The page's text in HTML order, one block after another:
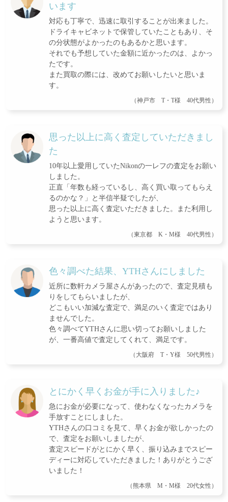
います
対応も丁寧で、迅速に取引することが出来ました。
ドライキャビネットで保管していたこともあり、そ
の分状態がよかったのもあるかと思います。
それでも予想していた金額に近かったのは、よかっ
たです。
また買取の際には、改めてお願いしたいと思いま
す。
（神戸市 T・T様 40代男性）
思った以上に高く査定していただきまし
た
10年以上愛用していたNikonの一レフの査定をお願い
しました。
正直「年数も経っているし、高く買い取ってもらえ
るのかな？」と半信半疑でしたが、
思った以上に高く査定いただきました。また利用し
ようと思います。
（東京都 K・M様 40代男性）
色々調べた結果、YTHさんにしました
近所に数軒カメラ屋さんがあったので、査定見積も
りをしてもらいましたが、
どこもいい加減な査定で、満足のいく査定ではあり
ませんでした。
色々調べてYTHさんに思い切ってお願いしました
が、一番高値で査定してくれて、満足です。
（大阪府 T・Y様 50代男性）
とにかく早くお金が手に入りました♪
急にお金が必要になって、使わなくなったカメラを
手放すことにしました。
YTHさんの口コミを見て、早くお金が欲しかったの
で、査定をお願いしましたが、
査定スピードがとにかく早く、振り込みまでスピー
ディーに対応していただきました！ありがとうござ
いました！
（熊本県 M・M様 20代女性）